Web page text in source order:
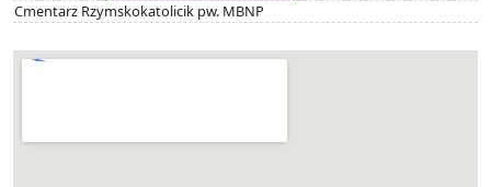
Cmentarz Rzymskokatolicik pw. MBNP